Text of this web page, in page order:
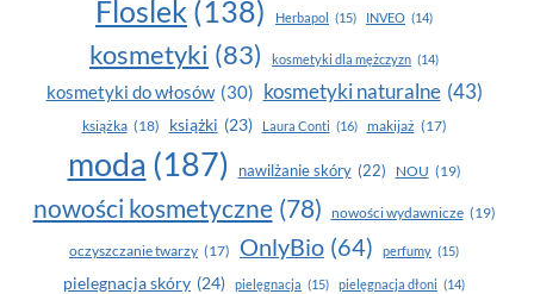
Floslek (138) Herbapol (15) INVEO (14)
kosmetyki (83) kosmetyki dla mężczyzn (14)
kosmetyki do włosów (30) kosmetyki naturalne (43)
książka (18) książki (23) Laura Conti (16) makijaż (17)
moda (187) nawilżanie skóry (22) NOU (19)
nowości kosmetyczne (78) nowości wydawnicze (19)
oczyszczanie twarzy (17) OnlyBio (64) perfumy (15)
pielegnacja skóry (24) pielęgnacja (15) pielęgnacja dłoni (14)